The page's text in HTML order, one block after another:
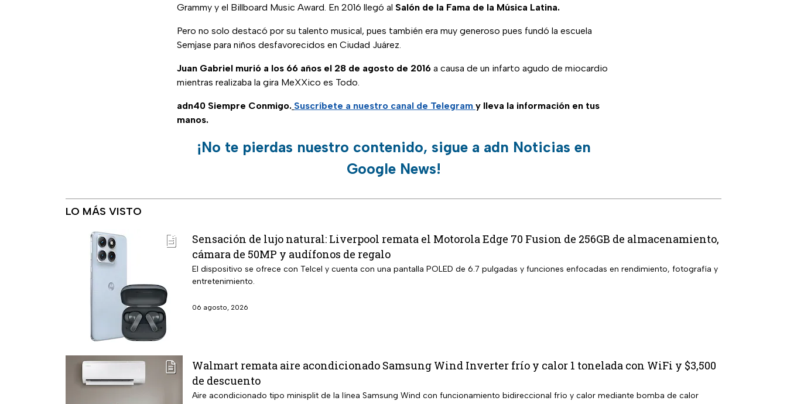
Grammy y el Billboard Music Award. En 2016 llegó al Salón de la Fama de la Música Latina.
Pero no solo destacó por su talento musical, pues también era muy generoso pues fundó la escuela
Semjase para niños desfavorecidos en Ciudad Juárez.
Juan Gabriel murió a los 66 años el 28 de agosto de 2016 a causa de un infarto agudo de miocardio
mientras realizaba la gira MeXXico es Todo.
adn40 Siempre Conmigo. Suscríbete a nuestro canal de Telegram y lleva la información en tus
manos.
¡No te pierdas nuestro contenido, sigue a adn Noticias en
Google News!
LO MÁS VISTO
Sensación de lujo natural: Liverpool remata el Motorola Edge 70 Fusion de 256GB de almacenamiento,
cámara de 50MP y audífonos de regalo
El dispositivo se ofrece con Telcel y cuenta con una pantalla POLED de 6.7 pulgadas y funciones enfocadas en rendimiento, fotografía y
entretenimiento.
06 agosto, 2026
Walmart remata aire acondicionado Samsung Wind Inverter frío y calor 1 tonelada con WiFi y $3,500
de descuento
Aire acondicionado tipo minisplit de la línea Samsung Wind con funcionamiento bidireccional frío y calor mediante bomba de calor